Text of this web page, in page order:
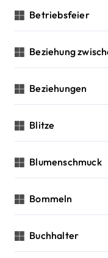
Betriebsfeier
Beziehung
Beziehungen
Blitze
Blumenschmuck
Bommeln
Buchhalter